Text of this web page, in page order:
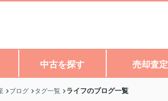
中古を探す 売却査定
ブログ タグ一覧 ライフのブログ一覧